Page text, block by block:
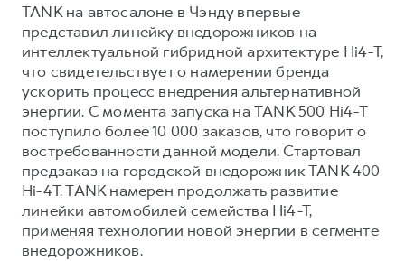
TANK на автосалоне в Чэнду впервые
представил линейку внедорожников на
интеллектуальной гибридной архитектуре Hi4-T,
что свидетельствует о намерении бренда
ускорить процесс внедрения альтернативной
энергии. С момента запуска на TANK 500 Hi4-T
поступило более 10 000 заказов, что говорит о
востребованности данной модели. Стартовал
предзаказ на городской внедорожник TANK 400
Hi-4T. TANK намерен продолжать развитие
линейки автомобилей семейства Hi4-T,
применяя технологии новой энергии в сегменте
внедорожников.